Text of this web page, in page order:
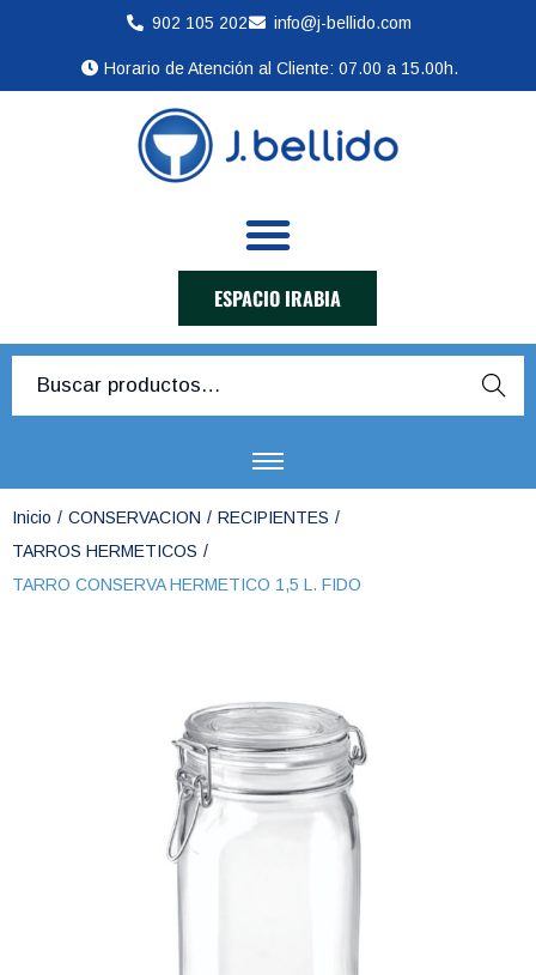
902 105 202 info@j-bellido.com
Horario de Atención al Cliente: 07.00 a 15.00h.
ESPACIO IRABIA
Busca
Inicio / CONSERVACION / RECIPIENTES /
TARROS HERMETICOS /
TARRO CONSERVA HERMETICO 1,5 L. FIDO